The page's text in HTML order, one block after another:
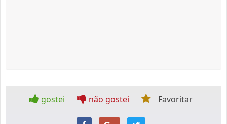
gostei não gostei Favoritar